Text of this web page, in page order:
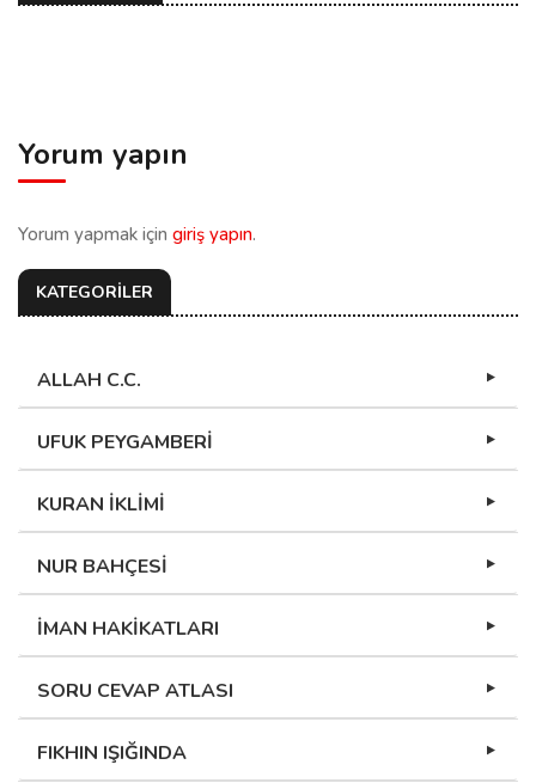
Yorum yapın
Yorum yapmak için giriş yapın.
KATEGORİLER
ALLAH C.C.
UFUK PEYGAMBERİ
KURAN İKLİMİ
NUR BAHÇESİ
İMAN HAKİKATLARI
SORU CEVAP ATLASI
FIKHIN IŞIĞINDA